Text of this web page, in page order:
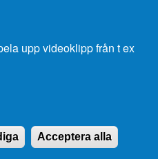
samfundsskattens,
Åland
upp videoklipp från t ex
Acceptera alla